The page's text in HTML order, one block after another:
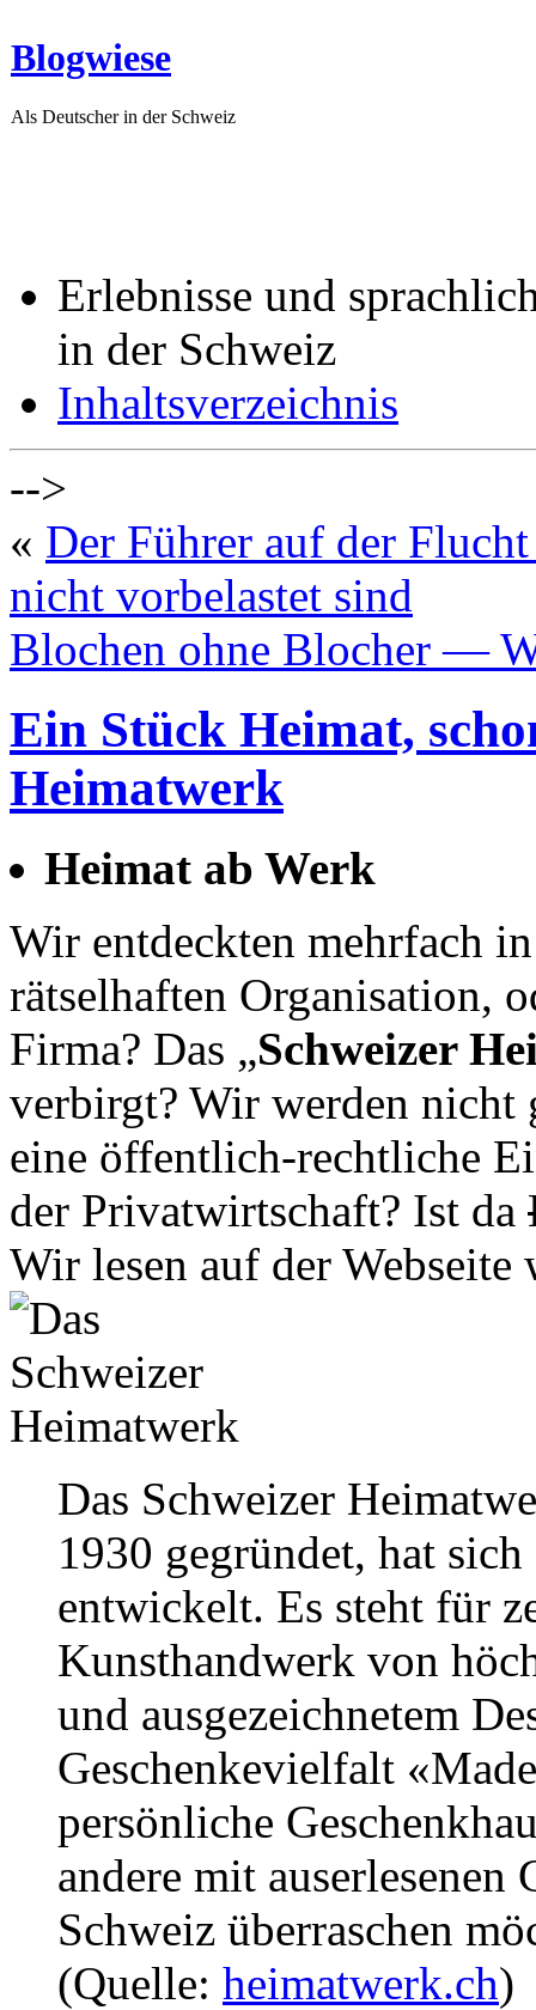
Blogwiese
Als Deutscher in der Schweiz
Erlebnisse und
in der Schweiz
Inhaltsverzeichnis
-->
« Der Führer auf der
nicht vorbelastet sind
Blochen ohne Blocher —
Ein Stück Heimat,
Heimatwerk
Heimat ab Werk
Wir entdeckten mehrfach
rätselhaften Organisation,
Firma? Das „Schweizer
verbirgt? Wir werden nicht
eine öffentlich-rechtliche
der Privatwirtschaft? Ist da
Wir lesen auf der
Das Schweizer
1930 gegründet, hat
entwickelt. Es steht für
Kunsthandwerk von
und ausgezeichnetem
Geschenkevielfalt
persönliche
andere mit auserlesenen
Schweiz überraschen
(Quelle: heimatwerk.ch)